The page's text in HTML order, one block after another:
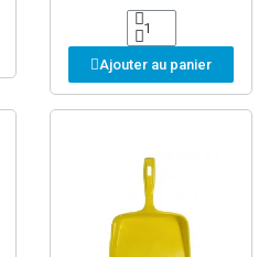
Ajouter au panier